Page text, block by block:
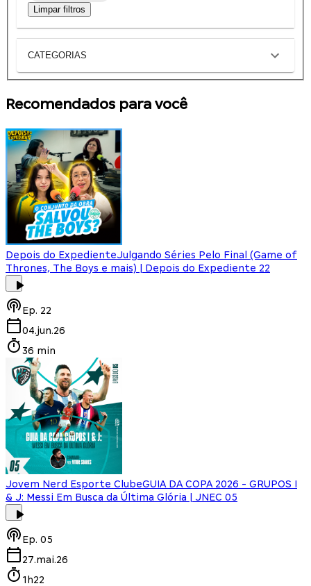
Limpar filtros
CATEGORIAS
Recomendados para você
Depois do ExpedienteJulgando Séries Pelo Final (Game of
Thrones, The Boys e mais) | Depois do Expediente 22
Ep. 22
04.jun.26
36 min
Jovem Nerd Esporte ClubeGUIA DA COPA 2026 - GRUPOS I
& J: Messi Em Busca da Última Glória | JNEC 05
Ep. 05
27.mai.26
1h22